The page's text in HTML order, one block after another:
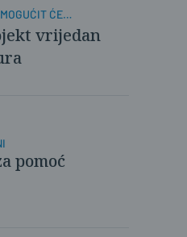
ĆE
vrijedan
pomoć